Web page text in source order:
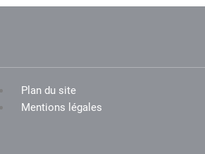
Plan du site
Mentions légales